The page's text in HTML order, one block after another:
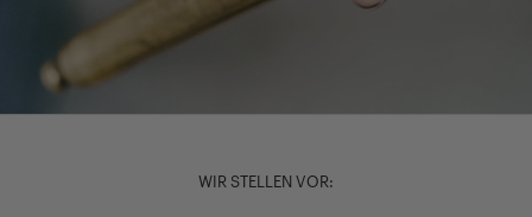
WIR STELLEN VOR: